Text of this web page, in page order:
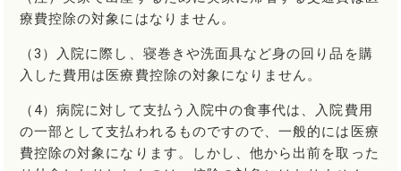
療費控除の対象にはなりません。
（3）入院に際し、寝巻きや洗面具など身の回り品を購
入した費用は医療費控除の対象になりません。
（4）病院に対して支払う入院中の食事代は、入院費用
の一部として支払われるものですので、一般的には医療
費控除の対象になります。しかし、他から出前を取った